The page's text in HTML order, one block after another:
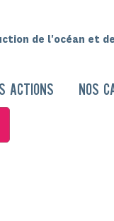
de l'océan et
ACTIONS NOS